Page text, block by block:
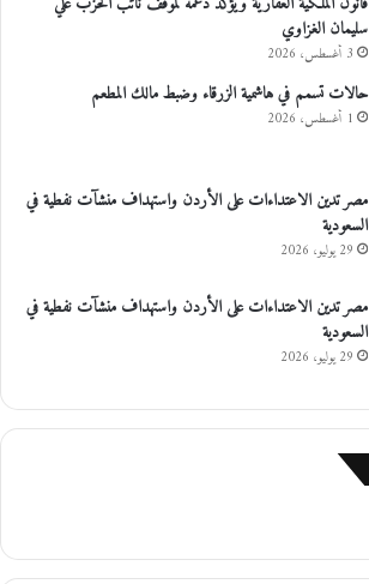
سليمان الغزاوي
3 أغسطس، 2026
حالات تسمم في هاشمية الزرقاء وضبط مالك المطعم
1 أغسطس، 2026
مصر تدين الاعتداءات على الأردن واستهداف منشآت نفطية في
السعودية
29 يوليو، 2026
مصر تدين الاعتداءات على الأردن واستهداف منشآت نفطية في
السعودية
29 يوليو، 2026